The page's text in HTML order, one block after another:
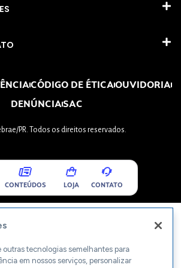
CÓDIGO DE ÉTICAOUVIDORIA
DENÚNCIASAC
PR. Todos os direitos reservados.
CONTEÚDOS LOJA CONTATO
outras tecnologias semelhantes para
em nossos serviços, personalizar